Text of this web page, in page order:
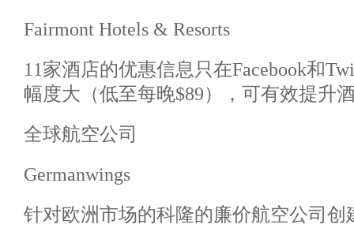
Fairmont Hotels & Resorts
11家酒店的优惠信息只在Facebook和
幅度大（低至每晚$89），可有效提升
全球航空公司
Germanwings
针对欧洲市场的科隆的廉价航空公司创